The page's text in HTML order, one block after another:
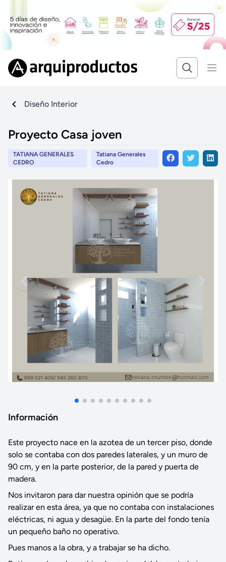
Diseño Interior
Proyecto Casa joven
TATIANA GENERALES
CEDRO
Tatiana Generales
Cedro
Información
Este proyecto nace en la azotea de un tercer piso, donde
solo se contaba con dos paredes laterales, y un muro de
90 cm, y en la parte posterior, de la pared y puerta de
madera.
Nos invitaron para dar nuestra opinión que se podría
realizar en esta área, ya que no contaba con instalaciones
eléctricas, ni agua y desagüe. En la parte del fondo tenía
un pequeño baño no operativo.
Pues manos a la obra, y a trabajar se ha dicho.